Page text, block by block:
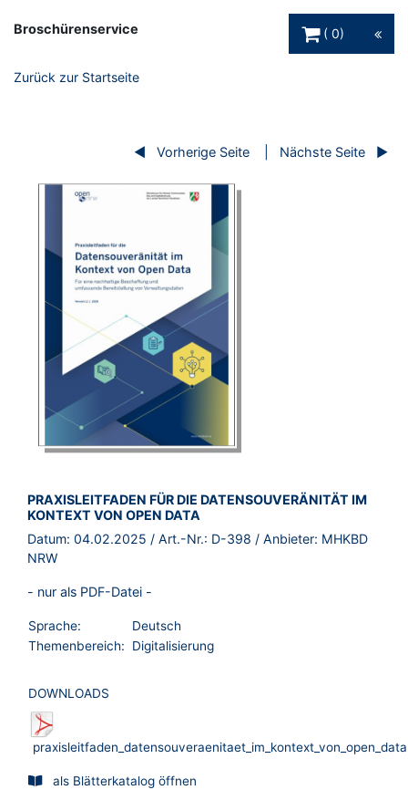
Broschürenservice
0
Zurück zur Startseite
Vorherige Seite Nächste Seite
BROSCHÜRE:
PRAXISLEITFADEN FÜR DIE DATENSOUVERÄNITÄT IM
KONTEXT VON OPEN DATA
Datum: 04.02.2025 / Art.-Nr.: D-398 / Anbieter: MHKBD
NRW
- nur als PDF-Datei -
Sprache:
Deutsch
Themenbereich:
Digitalisierung
DOWNLOADS
als Blätterkatalog öffnen